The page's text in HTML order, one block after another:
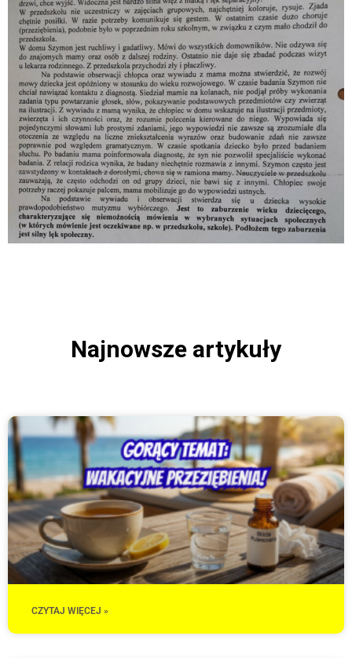
Najnowsze artykuły
CZYTAJ WIĘCEJ »